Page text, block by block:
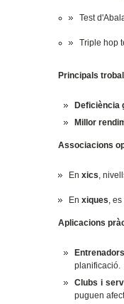
Test
Triple hop
Principals
Deficiència
Millor
Associacions
Enxics ,
Enxiques ,
Aplicacions
planificació.
Clubs i
puguen